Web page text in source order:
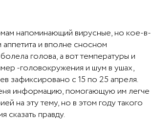
напоминающий вирусные, но кое-в-
и вполне сносном
голова, а вот температуры и
-головокружения и шум в ушах,
зафиксировано с 15 по 25 апреля.
информацию, помогающую им легче
на эту тему, но в этом году такого
сказать правду.